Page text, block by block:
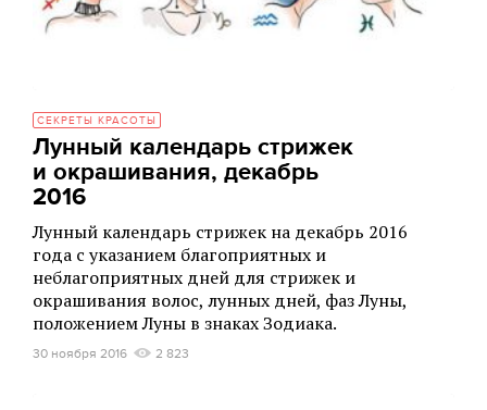
СЕКРЕТЫ КРАСОТЫ
Лунный календарь стрижек
и окрашивания, декабрь
2016
Лунный календарь стрижек на декабрь 2016
года с указанием благоприятных и
неблагоприятных дней для стрижек и
окрашивания волос, лунных дней, фаз Луны,
положением Луны в знаках Зодиака.
30 ноября 2016 2 823